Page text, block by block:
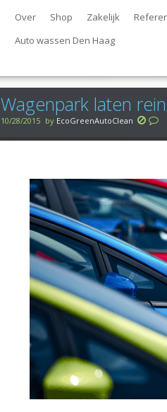
Over Shop Zakelijk
Auto wassen Den Haag
Wagenpark laten
10/28/2015 by EcoGreenAutoClean